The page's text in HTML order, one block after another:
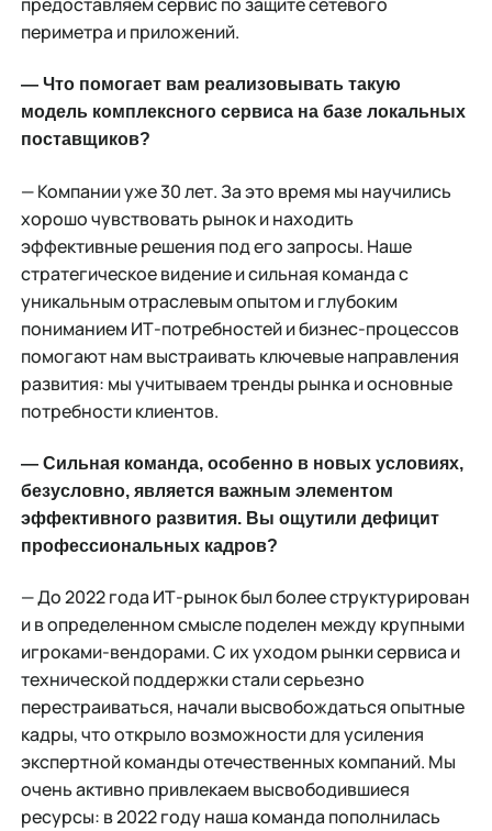
периметра и приложений.
— Что помогает вам реализовывать такую
модель комплексного сервиса на базе локальных
поставщиков?
— Компании уже 30 лет. За это время мы научились
хорошо чувствовать рынок и находить
эффективные решения под его запросы. Наше
стратегическое видение и сильная команда с
уникальным отраслевым опытом и глубоким
пониманием ИТ-потребностей и бизнес-процессов
помогают нам выстраивать ключевые направления
развития: мы учитываем тренды рынка и основные
потребности клиентов.
— Сильная команда, особенно в новых условиях,
безусловно, является важным элементом
эффективного развития. Вы ощутили дефицит
профессиональных кадров?
— До 2022 года ИТ-рынок был более структурирован
и в определенном смысле поделен между крупными
игроками-вендорами. С их уходом рынки сервиса и
технической поддержки стали серьезно
перестраиваться, начали высвобождаться опытные
кадры, что открыло возможности для усиления
экспертной команды отечественных компаний. Мы
очень активно привлекаем высвободившиеся
ресурсы: в 2022 году наша команда пополнилась